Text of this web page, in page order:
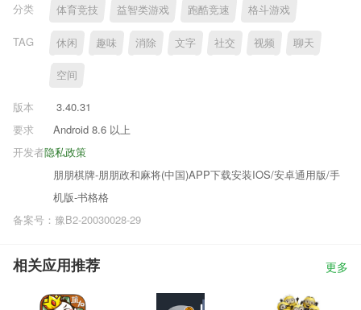
分类
体育竞技 益智类游戏 跑酷竞速 格斗游戏
TAG 休闲 趣味 消除 文字 社交 视频 聊天
空间
版本
3.40.31
要求
Android 8.6 以上
隐私政策
开发者
朋朋棋牌-朋朋政和麻将(中国)APP下载安装IOS/安卓通用版/手
机版-书格格
备案号：豫B2-20030028-29
相关应用推荐 更多